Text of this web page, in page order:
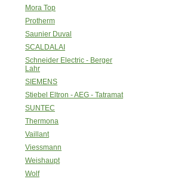
Mora Top
Protherm
Saunier Duval
SCALDALAI
Schneider Electric - Berger
Lahr
SIEMENS
Stiebel Eltron - AEG - Tatramat
SUNTEC
Thermona
Vaillant
Viessmann
Weishaupt
Wolf